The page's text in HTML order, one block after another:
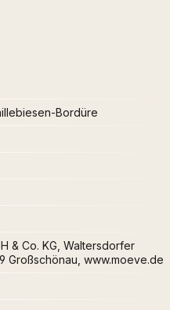
Bordüre
& Co. KG, Waltersdorfer
Großschönau, www.moeve.de